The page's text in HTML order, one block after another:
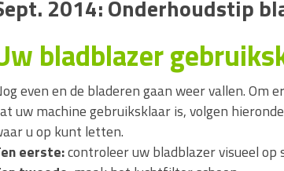
2014: Onderhoudstip
bladblazer
even en de bladeren gaan weer vallen. Om
uw machine gebruiksklaar is, volgen
u op kunt letten.
eerste:controleer uw bladblazer visueel op